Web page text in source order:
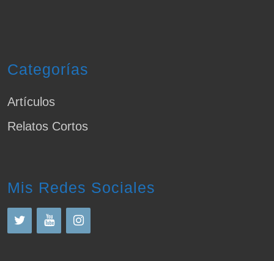
Categorías
Artículos
Relatos Cortos
Mis Redes Sociales